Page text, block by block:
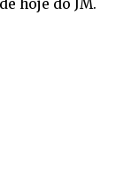
hoje do JM.